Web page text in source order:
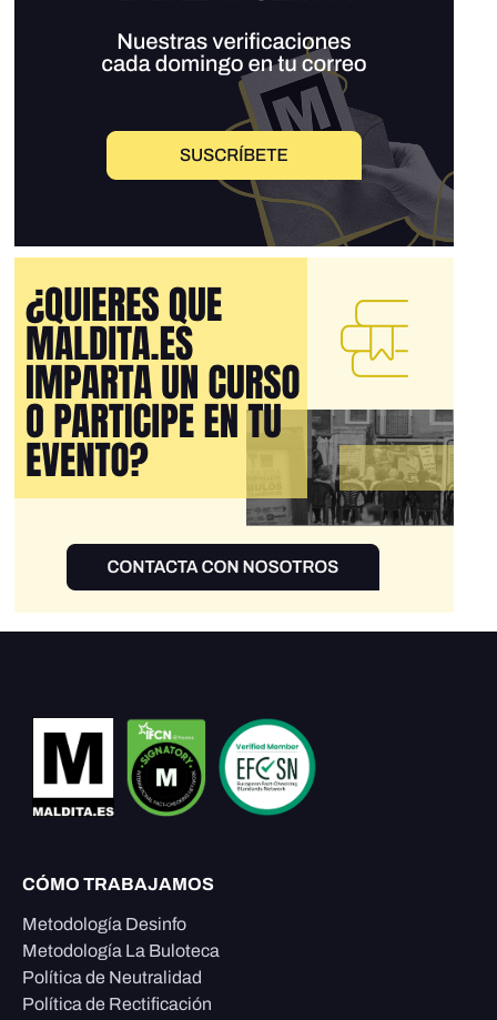
CÓMO TRABAJAMOS
Metodología Desinfo
Metodología La Buloteca
Política de Neutralidad
Política de Rectificación